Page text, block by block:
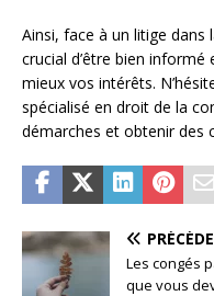
Ainsi, face à un litige dans
crucial d’être bien
mieux vos intérêts.
spécialisé en droit de la
démarches et obtenir des
Les congés
que vous